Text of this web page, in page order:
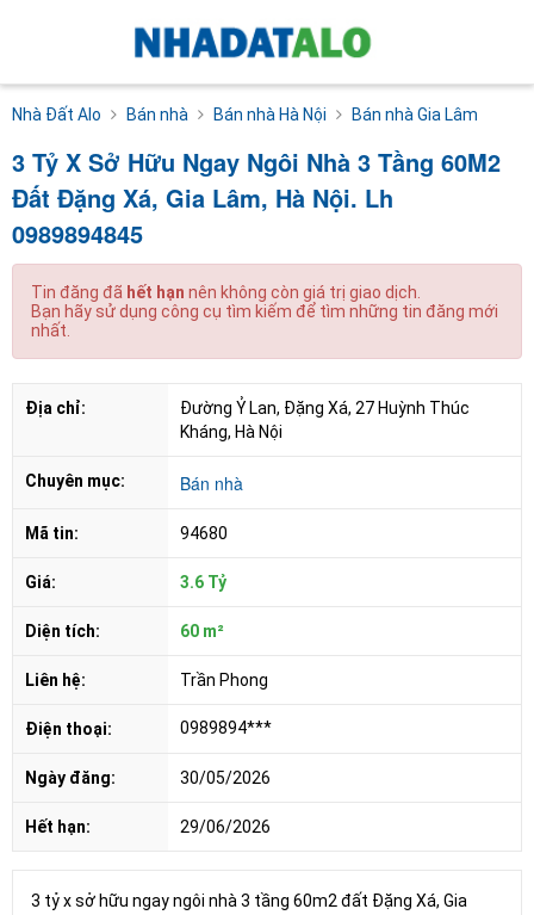
Nhà Đất Alo Bán nhà Bán nhà Hà Nội Bán nhà Gia Lâm
3 Tỷ X Sở Hữu Ngay Ngôi Nhà 3 Tầng 60M2
Đất Đặng Xá, Gia Lâm, Hà Nội. Lh
0989894845
Tin đăng đã hết hạn nên không còn giá trị giao dịch.
Bạn hãy sử dụng công cụ tìm kiếm để tìm những tin đăng mới
nhất.
Địa chỉ:
Đường Ỷ Lan, Đặng Xá, 27 Huỳnh Thúc
Kháng, Hà Nội
Chuyên mục: Bán nhà
Mã tin: 94680
Giá: 3.6 Tỷ
Diện tích: 60 m²
Liên hệ: Trần Phong
Điện thoại: 0989894***
Ngày đăng: 30/05/2026
Hết hạn: 29/06/2026
3 tỷ x sở hữu ngay ngôi nhà 3 tầng 60m2 đất Đặng Xá, Gia